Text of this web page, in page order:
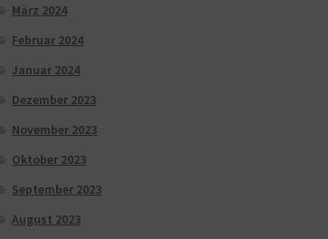
März 2024
Februar 2024
Januar 2024
Dezember 2023
November 2023
Oktober 2023
September 2023
August 2023